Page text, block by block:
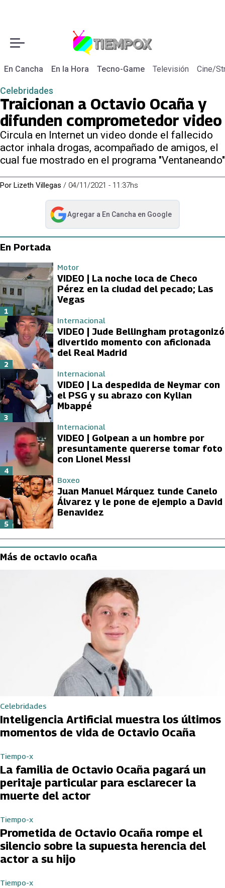
En Cancha En la Hora Tecno-Game Televisión Cine/
Celebridades
Traicionan a Octavio Ocaña y
difunden comprometedor video
Circula en Internet un video donde el fallecido
actor inhala drogas, acompañado de amigos, el
cual fue mostrado en el programa "Ventaneando"
Por Lizeth Villegas / 04/11/2021 - 11:37hs
Agregar a En Cancha en Google
abre en nueva pestaña
En Portada
Motor
VIDEO | La noche loca de Checo
Pérez en la ciudad del pecado; Las
Vegas
1
Internacional
VIDEO | Jude Bellingham protagonizó
divertido momento con aficionada
del Real Madrid
2
Internacional
VIDEO | La despedida de Neymar con
el PSG y su abrazo con Kylian
Mbappé
3
Internacional
VIDEO | Golpean a un hombre por
presuntamente quererse tomar foto
con Lionel Messi
4
Boxeo
Juan Manuel Márquez tunde Canelo
Álvarez y le pone de ejemplo a David
Benavidez
5
Más de octavio ocaña
Celebridades
Inteligencia Artificial muestra los últimos
momentos de vida de Octavio Ocaña
Tiempo-x
La familia de Octavio Ocaña pagará un
peritaje particular para esclarecer la
muerte del actor
Tiempo-x
Prometida de Octavio Ocaña rompe el
silencio sobre la supuesta herencia del
actor a su hijo
Tiempo-x